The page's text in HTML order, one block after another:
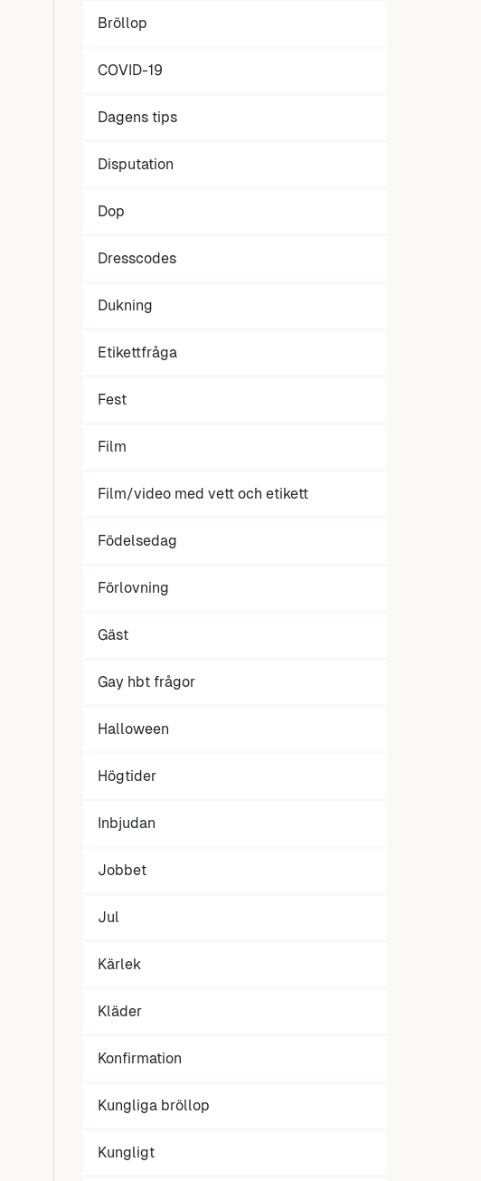
Bröllop
COVID-19
Dagens tips
Disputation
Dop
Dresscodes
Dukning
Etikettfråga
Fest
Film
Film/video med vett och etikett
Födelsedag
Förlovning
Gäst
Gay hbt frågor
Halloween
Högtider
Inbjudan
Jobbet
Jul
Kärlek
Kläder
Konfirmation
Kungliga bröllop
Kungligt